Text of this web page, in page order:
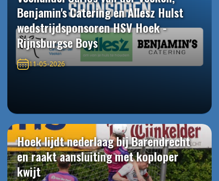
Benjamin's Catering en Allesz Hulst
wedstrijdsponsoren HSV Hoek -
Rijnsburgse Boys
11-05-2026
Hoek lijdt nederlaag bij Barendrecht
en raakt aansluiting met koploper
kwijt